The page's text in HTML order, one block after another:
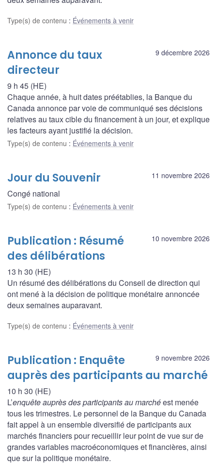
Type(s) de contenu : Événements à venir
9 décembre 2026
Annonce du taux
directeur
9 h 45 (HE)
Chaque année, à huit dates préétablies, la Banque du
Canada annonce par voie de communiqué ses décisions
relatives au taux cible du financement à un jour, et explique
les facteurs ayant justifié la décision.
Type(s) de contenu : Événements à venir
11 novembre 2026
Jour du Souvenir
Congé national
Type(s) de contenu : Événements à venir
10 novembre 2026
Publication : Résumé
des délibérations
13 h 30 (HE)
Un résumé des délibérations du Conseil de direction qui
ont mené à la décision de politique monétaire annoncée
deux semaines auparavant.
Type(s) de contenu : Événements à venir
9 novembre 2026
Publication : Enquête
auprès des participants au marché
10 h 30 (HE)
L’enquête auprès des participants au marchéest menée
tous les trimestres. Le personnel de la Banque du Canada
fait appel à un ensemble diversifié de participants aux
marchés financiers pour recueillir leur point de vue sur de
grandes variables macroéconomiques et financières, ainsi
que sur la politique monétaire.